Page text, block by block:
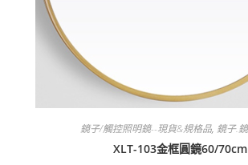
鏡子/觸控照明鏡--現貨&規格品, 鏡子.
XLT-103金框圓鏡60/70cm